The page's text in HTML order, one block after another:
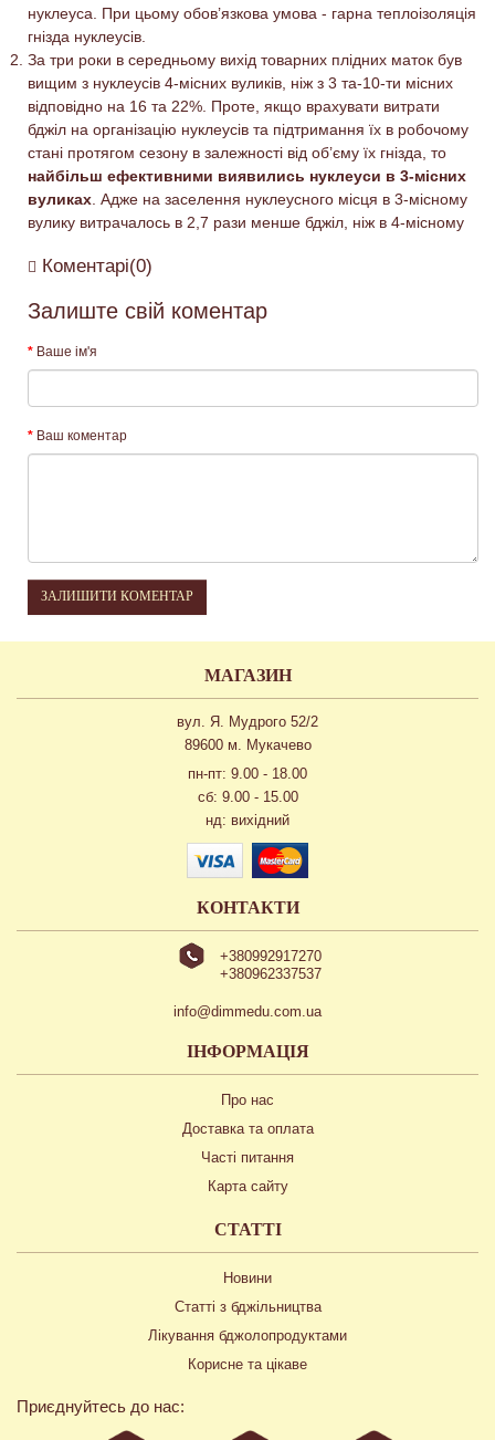
нуклеуса. При цьому обов’язкова умова - гарна теплоізоляція
гнізда нуклеусів.
За три роки в середньому вихід товарних плідних маток був
вищим з нуклеусів 4-місних вуликів, ніж з 3 та-10-ти місних
відповідно на 16 та 22%. Проте, якщо врахувати витрати
бджіл на організацію нуклеусів та підтримання їх в робочому
стані протягом сезону в залежності від об’єму їх гнізда, то
найбільш ефективними виявились нуклеуси в 3-місних
вуликах . Адже на заселення нуклеусного місця в 3-місному
вулику витрачалось в 2,7 рази менше бджіл, ніж в 4-місному
Коментарі(0)
Залиште свій коментар
Ваше ім'я
Ваш коментар
ЗАЛИШИТИ КОМЕНТАР
МАГАЗИН
вул. Я. Мудрого 52/2
89600 м. Мукачево
пн-пт: 9.00 - 18.00
сб: 9.00 - 15.00
нд: вихідний
КОНТАКТИ
+380992917270
+380962337537
info@dimmedu.com.ua
ІНФОРМАЦІЯ
Про нас
Доставка та оплата
Часті питання
Карта сайту
СТАТТІ
Новини
Статті з бджільництва
Лікування бджолопродуктами
Корисне та цікаве
Приєднуйтесь до нас: